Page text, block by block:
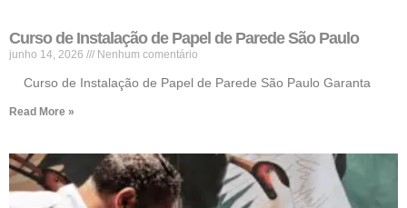
Curso de Instalação de Papel de Parede São Paulo
junho 14, 2026 Nenhum comentário
Curso de Instalação de Papel de Parede São Paulo Garanta
Read More »